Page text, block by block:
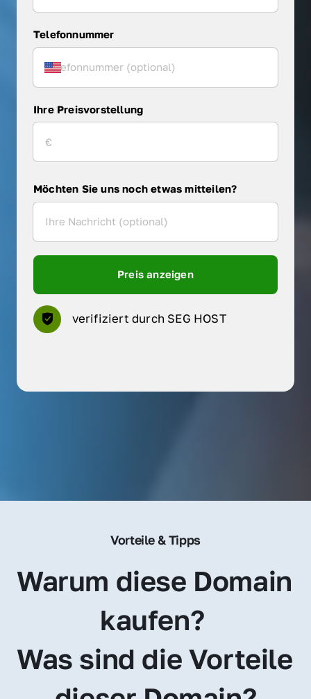
Telefonnummer
Ihre Preisvorstellung
Möchten Sie uns noch etwas mitteilen?
Preis anzeigen
verifiziert durch SEG HOST
Vorteile & Tipps
Warum diese Domain
kaufen?
Was sind die Vorteile